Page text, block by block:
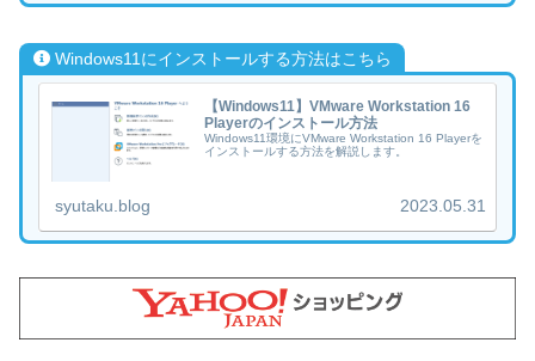
Windows11にインストールする方法はこちら
【Windows11】VMware Workstation 16
Playerのインストール方法
Windows11環境にVMware Workstation 16 Playerを
インストールする方法を解説します。
syutaku.blog 2023.05.31